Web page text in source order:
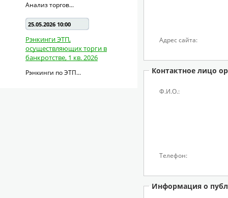
Анализ торгов...
25.05.2026 10:00
Рэнкинги ЭТП,
осуществляющих торги в
банкротстве, 1 кв. 2026
Рэнкинги по ЭТП...
Адрес сайта:
Контактное лицо
Ф.И.О.:
Телефон:
Информация о